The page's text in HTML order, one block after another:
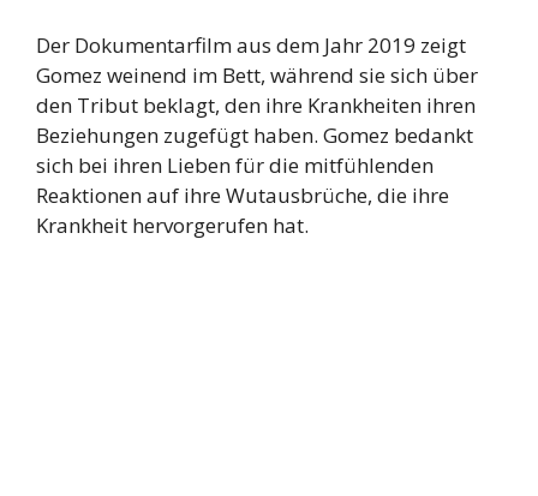
Der Dokumentarfilm aus dem Jahr 2019 zeigt
Gomez weinend im Bett, während sie sich über
den Tribut beklagt, den ihre Krankheiten ihren
Beziehungen zugefügt haben. Gomez bedankt
sich bei ihren Lieben für die mitfühlenden
Reaktionen auf ihre Wutausbrüche, die ihre
Krankheit hervorgerufen hat.